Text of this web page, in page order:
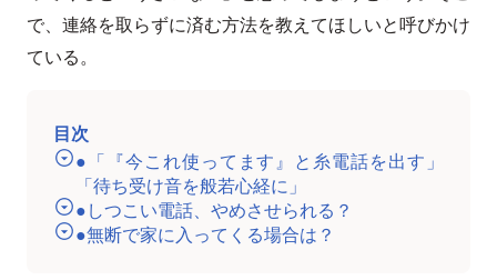
で、連絡を取らずに済む方法を教えてほしいと呼びかけ
ている。
目次
●「『今これ使ってます』と糸電話を出す」
「待ち受け音を般若心経に」
●しつこい電話、やめさせられる？
●無断で家に入ってくる場合は？